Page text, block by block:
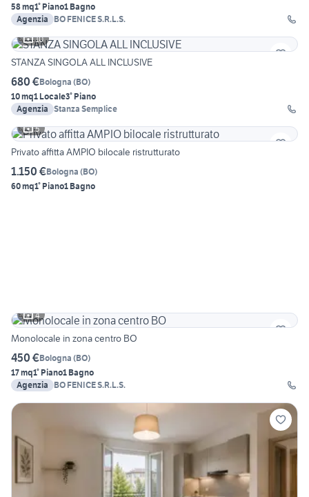
58 mq1° Piano1 Bagno
Agenzia
BO FENICE S.R.L.S.
10
STANZA SINGOLA ALL INCLUSIVE
680 €Bologna (BO)
10 mq1 Locale3° Piano
Agenzia Stanza Semplice
5
Privato affitta AMPIO bilocale ristrutturato
1.150 €Bologna (BO)
60 mq1° Piano1 Bagno
4
Monolocale in zona centro BO
450 €Bologna (BO)
17 mq1° Piano1 Bagno
Agenzia
BO FENICE S.R.L.S.